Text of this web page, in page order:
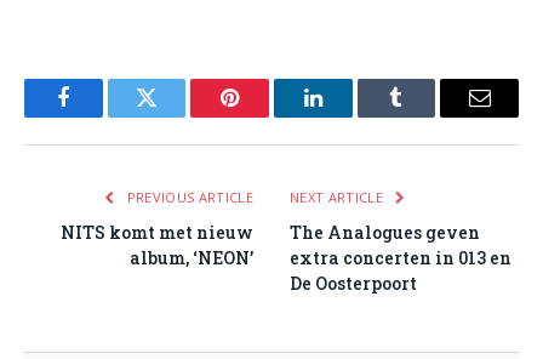
FacebookTwitter Pinterest LinkedInTumblr Email
PREVIOUS ARTICLE
NITS komt met nieuw
album, ‘NEON’
NEXT ARTICLE
The Analogues geven
extra concerten in 013 en
De Oosterpoort